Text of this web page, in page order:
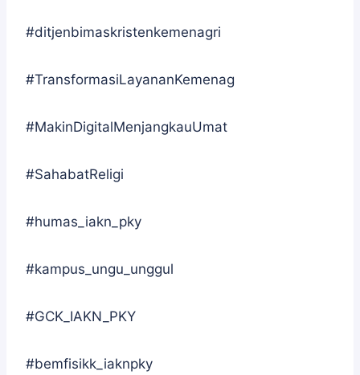
#ditjenbimaskristenkemenagri
#TransformasiLayananKemenag
#MakinDigitalMenjangkauUmat
#SahabatReligi
#humas_iakn_pky
#kampus_ungu_unggul
#GCK_IAKN_PKY
#bemfisikk_iaknpky